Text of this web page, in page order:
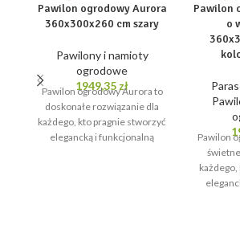
Pawilon ogrodowy Aurora
360x300x260 cm szary
Pawilony i namioty
ogrodowe
1949,35 zł
Pawilon ogrodowy Aurora to
doskonałe rozwiązanie dla
każdego, kto pragnie stworzyć
elegancką i funkcjonalną
Pawilon
o
Pawilon